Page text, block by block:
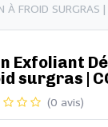
À FROID
Exfoliant
surgras |
(0 avis)